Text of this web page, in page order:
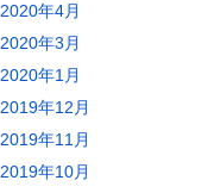
2020年4月
2020年3月
2020年1月
2019年12月
2019年11月
2019年10月